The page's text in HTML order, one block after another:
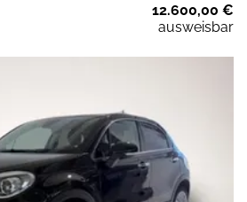
12.600,00 €
ausweisbar